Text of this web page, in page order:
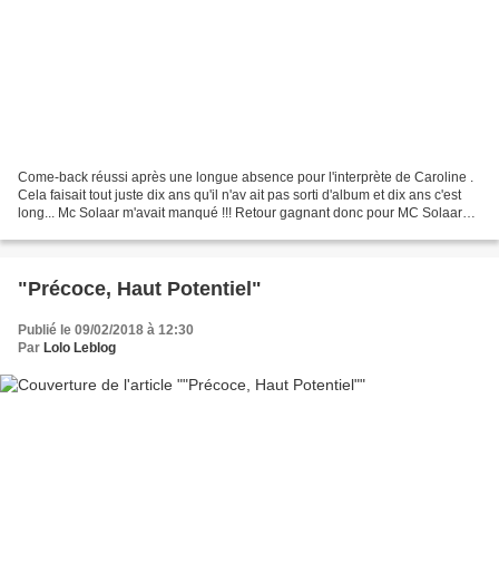
Come-back réussi après une longue absence pour l'interprète de Caroline .
Cela faisait tout juste dix ans qu'il n'av ait pas sorti d'album et dix ans c'est
long... Mc Solaar m'avait manqué !!! Retour gagnant donc pour MC Solaar
"Précoce, Haut Potentiel"
Publié le 09/02/2018 à 12:30
Par Lolo Leblog